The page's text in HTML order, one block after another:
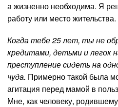
а жизненно необходима. Я
работу или место
Когда тебе 25 лет, ты не
кредитами, детьми и легок
преступление сидеть на
чуда. Примерно такой была
агитация перед мамой в
Мне, как человеку,